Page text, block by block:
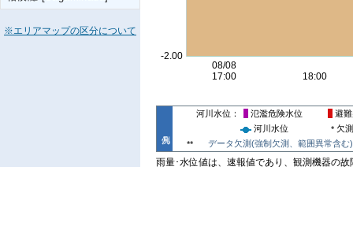
※エリアマップの区分について
河川水位 氾濫危険水位
避
河川水位
* 欠測
**
データ欠測(強制欠測、範囲異常含む)
雨量･水位値は、速報値であり、観測機器の